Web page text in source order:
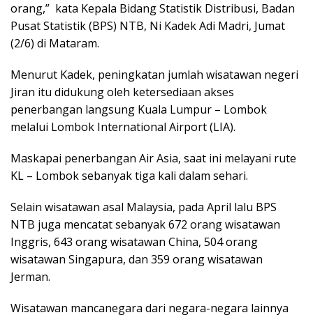
orang,” kata Kepala Bidang Statistik Distribusi, Badan
Pusat Statistik (BPS) NTB, Ni Kadek Adi Madri, Jumat
(2/6) di Mataram.
Menurut Kadek, peningkatan jumlah wisatawan negeri
Jiran itu didukung oleh ketersediaan akses
penerbangan langsung Kuala Lumpur – Lombok
melalui Lombok International Airport (LIA).
Maskapai penerbangan Air Asia, saat ini melayani rute
KL – Lombok sebanyak tiga kali dalam sehari.
Selain wisatawan asal Malaysia, pada April lalu BPS
NTB juga mencatat sebanyak 672 orang wisatawan
Inggris, 643 orang wisatawan China, 504 orang
wisatawan Singapura, dan 359 orang wisatawan
Jerman.
Wisatawan mancanegara dari negara-negara lainnya